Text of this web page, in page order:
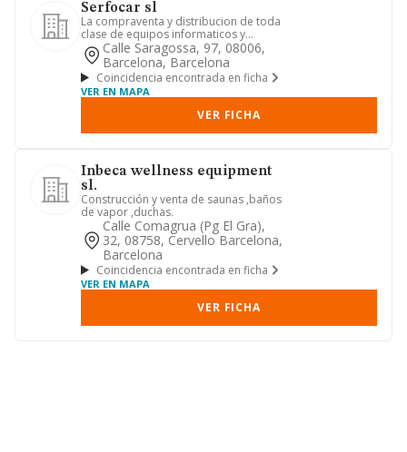
Serfocar sl
La compraventa y distribucion de toda
clase de equipos informaticos y
electronicos. la compraventa ...
Calle Saragossa, 97, 08006,
Barcelona, Barcelona
Coincidencia encontrada en ficha
VER EN MAPA
VER FICHA
Inbeca wellness equipment
sl.
Construcción y venta de saunas ,baños
de vapor ,duchas.
Calle Comagrua (pg El Gra),
32, 08758, Cervello Barcelona,
Barcelona
Coincidencia encontrada en ficha
VER EN MAPA
VER FICHA